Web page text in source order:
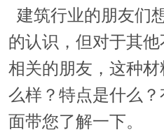
建筑行业的朋友们
的认识，但对于其
相关的朋友，这种
么样？特点是什么
面带您了解一下。